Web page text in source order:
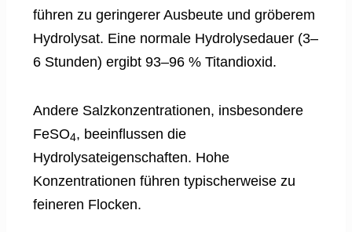
führen zu geringerer Ausbeute und gröberem
Hydrolysat. Eine normale Hydrolysedauer (3–
6 Stunden) ergibt 93–96 % Titandioxid.
Andere Salzkonzentrationen, insbesondere
FeSO4, beeinflussen die
Hydrolysateigenschaften. Hohe
Konzentrationen führen typischerweise zu
feineren Flocken.